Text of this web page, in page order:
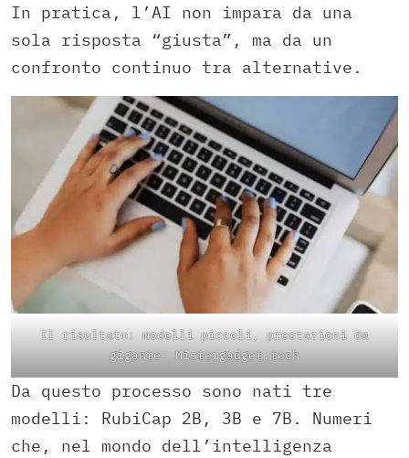
In pratica, l’AI non impara da una
sola risposta “giusta”, ma da un
confronto continuo tra alternative.
Il risultato: modelli piccoli, prestazioni da
gigante- Mistergadget.tech
Da questo processo sono nati tre
modelli: RubiCap 2B, 3B e 7B. Numeri
che, nel mondo dell’intelligenza